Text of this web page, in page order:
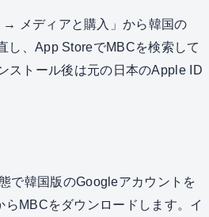
メディアと購入」から韓国の
し、App StoreでMBCを検索して
ストール後は元の日本のApple ID
で韓国版のGoogleアカウントを
MBCをダウンロードします。イ